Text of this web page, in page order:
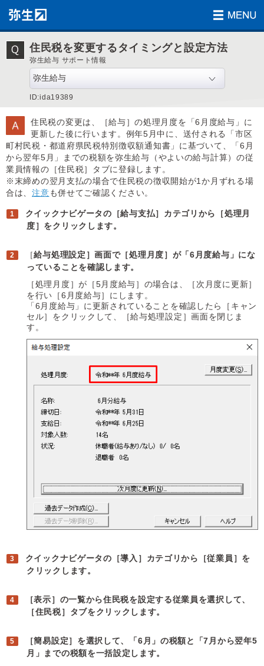
住民税を変更するタイミングと設定方法
弥生給与 サポート情報
ID:ida19389
住民税の変更は、［給与］の処理月度を「6月度給与」に
更新した後に行います。例年5月中に、送付される「市区
町村民税・都道府県民税特別徴収額通知書」に基づいて、「6月
から翌年5月」までの税額を弥生給与（やよいの給与計算）の従
業員情報の［住民税］タブに登録します。
※末締めの翌月支払の場合で住民税の徴収開始が1か月ずれる場
合は、注意も併せてご確認ください。
クイックナビゲータの［給与支払］カテゴリから［処理月
度］をクリックします。
［給与処理設定］画面で［処理月度］が「6月度給与」にな
っていることを確認します。
［処理月度］が［5月度給与］の場合は、［次月度に更新］
を行い［6月度給与］にします。
「6月度給与」に更新されていることを確認したら［キャン
セル］をクリックして、［給与処理設定］画面を閉じま
す。
クイックナビゲータの［導入］カテゴリから［従業員］を
クリックします。
［表示］の一覧から住民税を設定する従業員を選択して、
［住民税］タブをクリックします。
［簡易設定］を選択して、「6月」の税額と「7月から翌年5
月」までの税額を一括設定します。